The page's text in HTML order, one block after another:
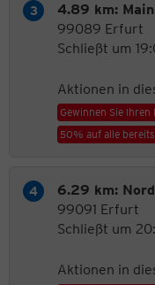
4.89 km:
99089 Erfurt
Schließt um
Aktionen in
Gewinnen Sie Ihren
50% auf alle
6.29 km:
99091 Erfurt
Schließt um
Aktionen in